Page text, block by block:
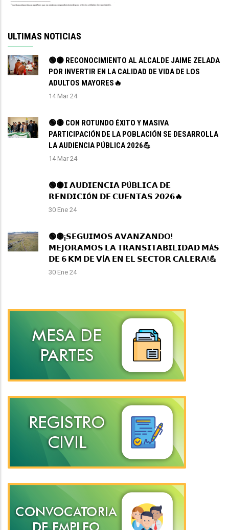
ULTIMAS NOTICIAS
🟢🟡 RECONOCIMIENTO AL ALCALDE JAIME ZELADA
POR INVERTIR EN LA CALIDAD DE VIDA DE LOS
ADULTOS MAYORES🔥
14 Mar 24
🟢🟡 CON ROTUNDO ÉXITO Y MASIVA
PARTICIPACIÓN DE LA POBLACIÓN SE DESARROLLA
LA AUDIENCIA PÚBLICA 2026💪
14 Mar 24
🟢🟡𝗜 𝗔𝗨𝗗𝗜𝗘𝗡𝗖𝗜𝗔 𝗣Ú𝗕𝗟𝗜𝗖𝗔 𝗗𝗘
𝗥𝗘𝗡𝗗𝗜𝗖𝗜Ó𝗡 𝗗𝗘 𝗖𝗨𝗘𝗡𝗧𝗔𝗦 𝟮𝟬𝟮𝟲🔥
30 Ene 24
🟢🟡¡𝗦𝗘𝗚𝗨𝗜𝗠𝗢𝗦 𝗔𝗩𝗔𝗡𝗭𝗔𝗡𝗗𝗢!
𝗠𝗘𝗝𝗢𝗥𝗔𝗠𝗢𝗦 𝗟𝗔 𝗧𝗥𝗔𝗡𝗦𝗜𝗧𝗔𝗕𝗜𝗟𝗜𝗗𝗔𝗗 𝗠Á𝗦
𝗗𝗘 𝟲 𝗞𝗠 𝗗𝗘 𝗩Í𝗔 𝗘𝗡 𝗘𝗟 𝗦𝗘𝗖𝗧𝗢𝗥 𝗖𝗔𝗟𝗘𝗥𝗔!💪
30 Ene 24